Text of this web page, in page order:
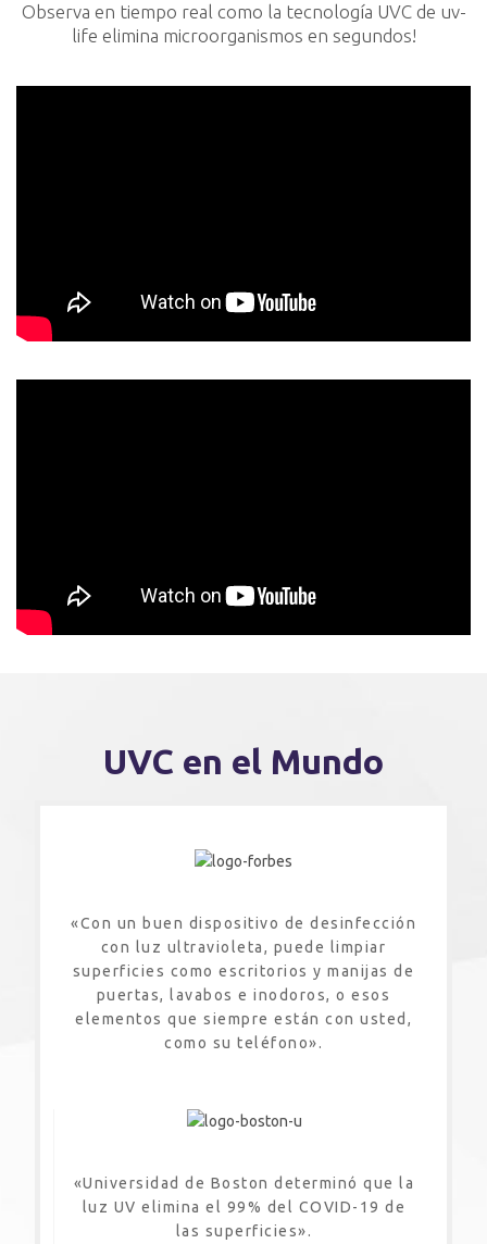
Observa en tiempo real como la tecnología UVC de uv-
life elimina microorganismos en segundos!
UVC en el Mundo
«Con un buen dispositivo de desinfección
con luz ultravioleta, puede limpiar
superficies como escritorios y manijas de
puertas, lavabos e inodoros, o esos
elementos que siempre están con usted,
como su teléfono».
«Universidad de Boston determinó que la
luz UV elimina el 99% del COVID-19 de
las superficies».